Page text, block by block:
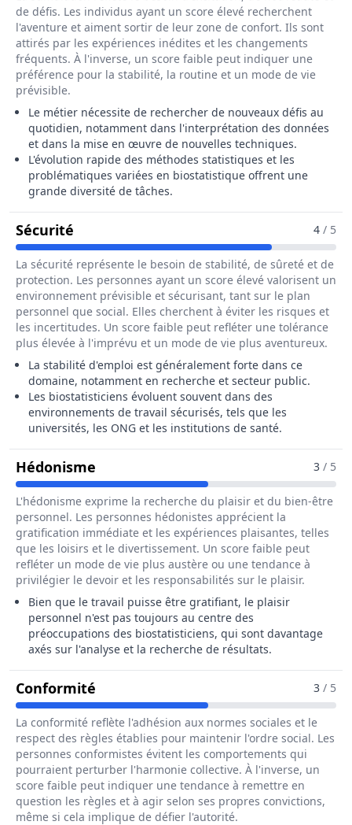
de défis. Les individus ayant un score élevé recherchent
l'aventure et aiment sortir de leur zone de confort. Ils sont
attirés par les expériences inédites et les changements
fréquents. À l'inverse, un score faible peut indiquer une
préférence pour la stabilité, la routine et un mode de vie
prévisible.
Le métier nécessite de rechercher de nouveaux défis au
quotidien, notamment dans l'interprétation des données
et dans la mise en œuvre de nouvelles techniques.
L'évolution rapide des méthodes statistiques et les
problématiques variées en biostatistique offrent une
grande diversité de tâches.
Sécurité Pour Le Métier De Biostatisticien /
4 / 5
La sécurité représente le besoin de stabilité, de sûreté et de
protection. Les personnes ayant un score élevé valorisent un
environnement prévisible et sécurisant, tant sur le plan
personnel que social. Elles cherchent à éviter les risques et
les incertitudes. Un score faible peut refléter une tolérance
plus élevée à l'imprévu et un mode de vie plus aventureux.
La stabilité d'emploi est généralement forte dans ce
domaine, notamment en recherche et secteur public.
Les biostatisticiens évoluent souvent dans des
environnements de travail sécurisés, tels que les
universités, les ONG et les institutions de santé.
Hédonisme Pour Le Métier De Biostatisticien /
3 / 5
L'hédonisme exprime la recherche du plaisir et du bien-être
personnel. Les personnes hédonistes apprécient la
gratification immédiate et les expériences plaisantes, telles
que les loisirs et le divertissement. Un score faible peut
refléter un mode de vie plus austère ou une tendance à
privilégier le devoir et les responsabilités sur le plaisir.
Bien que le travail puisse être gratifiant, le plaisir
personnel n'est pas toujours au centre des
préoccupations des biostatisticiens, qui sont davantage
axés sur l'analyse et la recherche de résultats.
Conformité Pour Le Métier De Biostatisticien /
3 / 5
La conformité reflète l'adhésion aux normes sociales et le
respect des règles établies pour maintenir l'ordre social. Les
personnes conformistes évitent les comportements qui
pourraient perturber l'harmonie collective. À l'inverse, un
score faible peut indiquer une tendance à remettre en
question les règles et à agir selon ses propres convictions,
même si cela implique de défier l'autorité.